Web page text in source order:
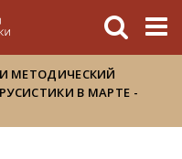
МЕТОДИЧЕСКИЙ
В МАРТЕ -